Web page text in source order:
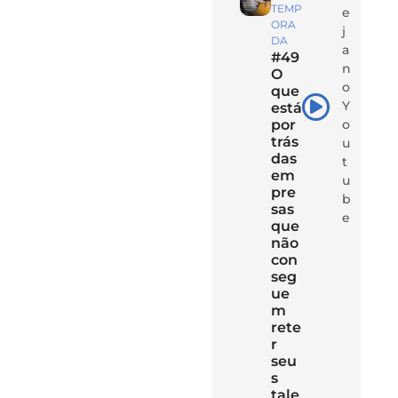
TEMP
ORA
DA
#49
O
que
está
por
trás
das
em
pre
sas
que
não
con
seg
ue
m
rete
r
seu
s
e
j
a
n
o
Y
o
u
t
u
b
e